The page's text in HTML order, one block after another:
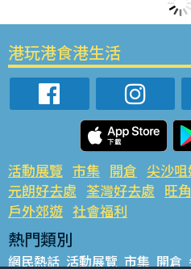
港玩港食港生活
活動展覽 市集 開倉 尖沙
元朗好去處 荃灣好去處 旺
戶外郊遊 社會福利
熱門類別
網民熱話 活動展覽 市集 開倉